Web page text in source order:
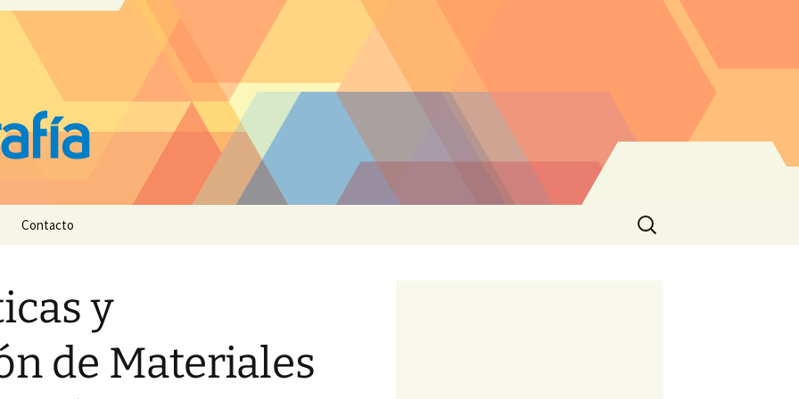
Contacto
Buscar:
y
de Materiales